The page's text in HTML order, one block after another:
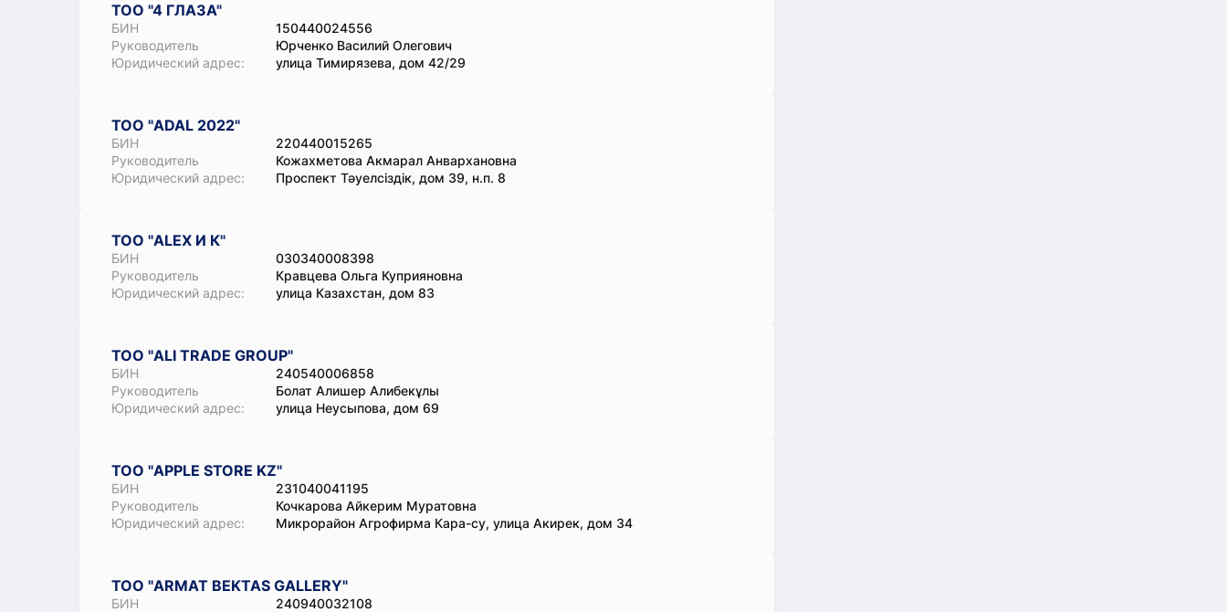
ТОО "4 ГЛАЗА"
БИН
150440024556
Руководитель
Юрченко Василий Олегович
Юридический адрес:
улица Тимирязева, дом 42/29
ТОО "ADAL 2022"
БИН
220440015265
Руководитель
Кожахметова Акмарал Анвархановна
Юридический адрес:
Проспект Тәуелсіздік, дом 39, н.п. 8
ТОО "ALEX И К"
БИН
030340008398
Руководитель
Кравцева Ольга Куприяновна
Юридический адрес:
улица Казахстан, дом 83
ТОО "ALI TRADE GROUP"
БИН
240540006858
Руководитель
Болат Алишер Алибекұлы
Юридический адрес:
улица Неусыпова, дом 69
ТОО "APPLE STORE KZ"
БИН
231040041195
Руководитель
Кочкарова Айкерим Муратовна
Юридический адрес:
Микрорайон Агрофирма Кара-су, улица Акирек, дом 34
ТОО "ARMAT BEKTAS GALLERY"
БИН
240940032108